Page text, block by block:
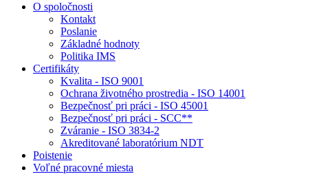
O spoločnosti
Kontakt
Poslanie
Základné hodnoty
Politika IMS
Certifikáty
Kvalita - ISO 9001
Ochrana životného prostredia - ISO 14001
Bezpečnosť pri práci - ISO 45001
Bezpečnosť pri práci - SCC**
Zváranie - ISO 3834-2
Akreditované laboratórium NDT
Poistenie
Voľné pracovné miesta